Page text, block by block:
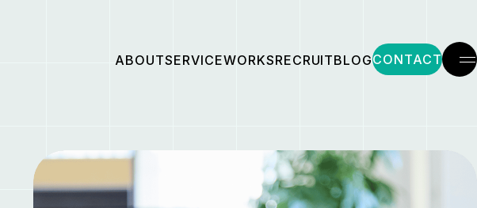
ABOUTSERVICEWORKSRECRUITBLOGCONTACT